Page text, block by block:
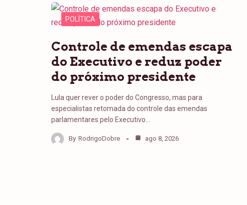
POLÍTICA
Controle de emendas escapa
do Executivo e reduz poder
do próximo presidente
Lula quer rever o poder do Congresso, mas para
especialistas retomada do controle das emendas
parlamentares pelo Executivo…
By RodrigoDobre ago 8, 2026